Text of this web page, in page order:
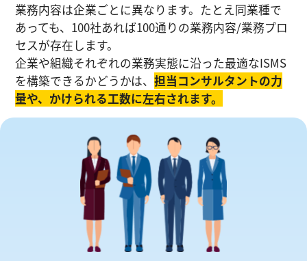
業務内容は企業ごとに異なります。たとえ同業種で
あっても、100社あれば100通りの業務内容/業務プロ
セスが存在します。
企業や組織それぞれの業務実態に沿った最適なISMS
を構築できるかどうかは、担当コンサルタントの⼒
量や、かけられる工数に左右されます。